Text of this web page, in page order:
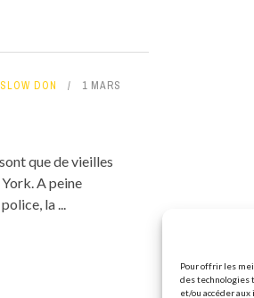
Pour offrir les
des technologies
et/ou accéder
DON
1 MARS
que de vieilles
A peine
la ...